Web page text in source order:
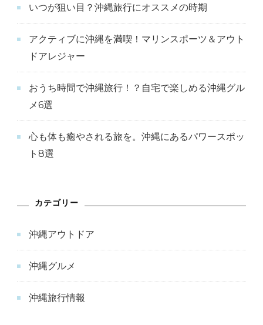
いつが狙い目？沖縄旅行にオススメの時期
アクティブに沖縄を満喫！マリンスポーツ＆アウト
ドアレジャー
おうち時間で沖縄旅行！？自宅で楽しめる沖縄グル
メ6選
心も体も癒やされる旅を。沖縄にあるパワースポッ
ト8選
カテゴリー
沖縄アウトドア
沖縄グルメ
沖縄旅行情報